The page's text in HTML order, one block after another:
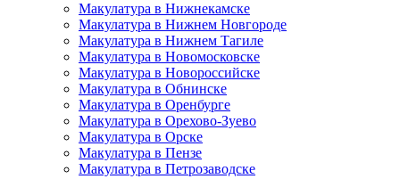
Макулатура в Нижнекамске
Макулатура в Нижнем Новгороде
Макулатура в Нижнем Тагиле
Макулатура в Новомосковске
Макулатура в Новороссийске
Макулатура в Обнинске
Макулатура в Оренбурге
Макулатура в Орехово-Зуево
Макулатура в Орске
Макулатура в Пензе
Макулатура в Петрозаводске